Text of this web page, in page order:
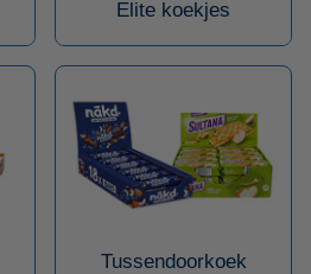
Elite koekjes
Tussendoorkoek